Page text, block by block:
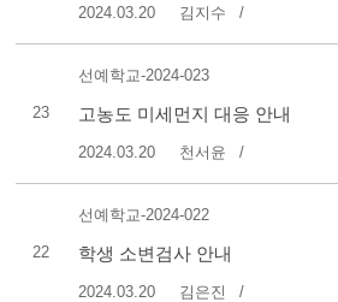
2024.03.20 김지수
23
선예학교-2024-023
고농도 미세먼지 대응 안내
2024.03.20 천서윤
22
선예학교-2024-022
학생 소변검사 안내
2024.03.20 김은진